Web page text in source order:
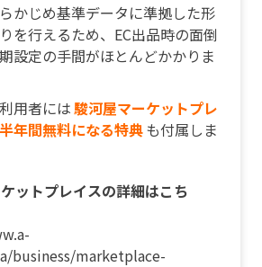
かじめ基準データに準拠した形
を行えるため、EC出品時の面倒
設定の手間がほとんどかかりま
用者には駿河屋マーケットプレ
年間無料になる特典も付属しま
ットプレイスの詳細はこち
business/marketplace-